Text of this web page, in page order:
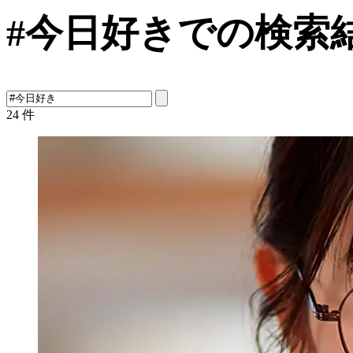
#今日好きでの検索
24 件